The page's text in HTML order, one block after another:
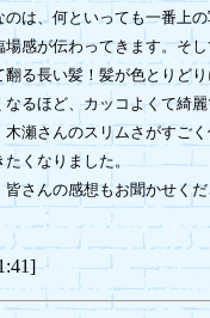
は、何といっても一番上の
場感が伝わってきます。そ
る長い髪！髪が色とりど
なるほど、カッコよくて綺麗
瀬さんのスリムさがすごく
くなりました。
さんの感想もお聞かせくだ